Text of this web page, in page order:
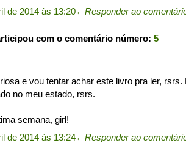
de 2014 às 13:20←Responder ao
com o comentário número: 5
e vou tentar achar este livro pra ler,
no meu estado, rsrs.
semana, girl!
de 2014 às 13:24←Responder ao